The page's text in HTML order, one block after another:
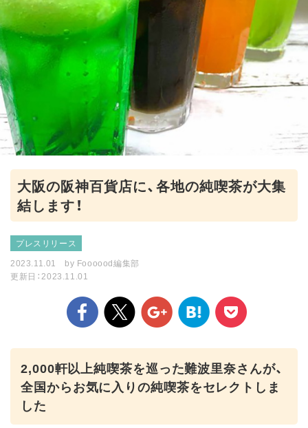
大阪の阪神百貨店に、各地の純喫茶が大集
結します！
プレスリリース
2023.11.01
by Foooood編集部
更新日：2023.11.01
2,000軒以上純喫茶を巡った難波里奈さんが、
全国からお気に入りの純喫茶をセレクトしま
した